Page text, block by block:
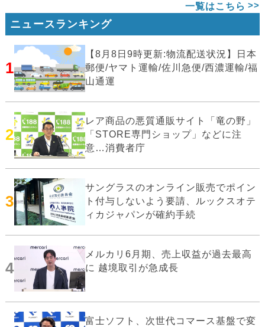
一覧はこちら
ニュースランキング
1
【8月8日9時更新:物流配送状況】日本
郵便/ヤマト運輸/佐川急便/西濃運輸/福
山通運
2
レア商品の悪質通販サイト「竜の野」
「STORE専門ショップ」などに注
意…消費者庁
3
サングラスのオンライン販売でポイン
ト付与しないよう要請、ルックスオテ
ィカジャパンが確約手続
4
メルカリ6月期、売上収益が過去最高
に 越境取引が急成長
富士ソフト、次世代コマース基盤で変